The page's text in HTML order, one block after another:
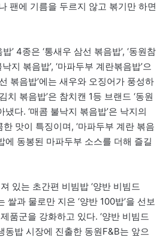
팬에 기름을 두르지 않고 볶기만 하면
’ 4종은 ‘통새우 삼선 볶음밥’, ‘동원참
지 볶음밥’, ‘마파두부 계란볶음밥’으
볶음밥’에는 새우와 오징어가 풍성하
치 볶음밥’은 참치캔 1등 브랜드 ‘동원
냈다. ‘매콤 불낙지 볶음밥’은 낙지의
맛이 특징이며, ‘마파두부 계란 볶음
에 동봉된 마파두부 소스를 더해 즐길
있는 초간편 비빔밥 ‘양반 비빔드
쌀과 물로만 지은 ‘양반 100밥’을 선보
품군을 강화하고 있다. ‘양반 비빔드
동밥 시장에 진출한 동원F&B는 앞으